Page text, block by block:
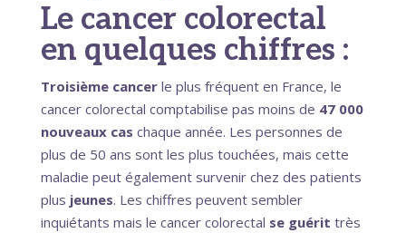
Le cancer colorectal
en quelques chiffres :
Troisième cancer le plus fréquent en France, le
cancer colorectal comptabilise pas moins de 47 000
nouveaux cas chaque année. Les personnes de
plus de 50 ans sont les plus touchées, mais cette
maladie peut également survenir chez des patients
plus jeunes. Les chiffres peuvent sembler
inquiétants mais le cancer colorectal se guérit très